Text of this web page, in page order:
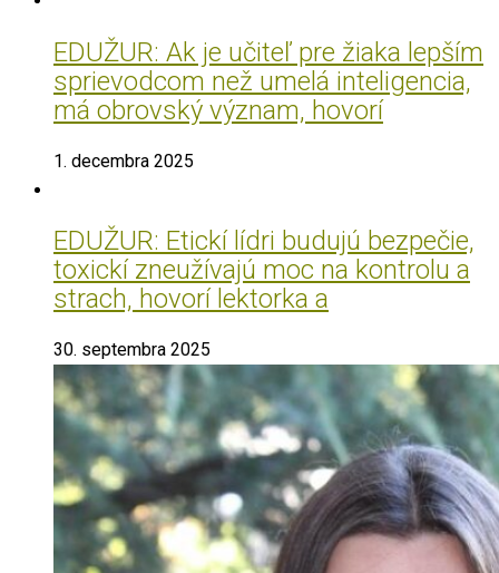
EDUŽUR: Ak je učiteľ pre žiaka lepším
sprievodcom než umelá inteligencia,
má obrovský význam, hovorí
1. decembra 2025
EDUŽUR: Etickí lídri budujú bezpečie,
toxickí zneužívajú moc na kontrolu a
strach, hovorí lektorka a
30. septembra 2025